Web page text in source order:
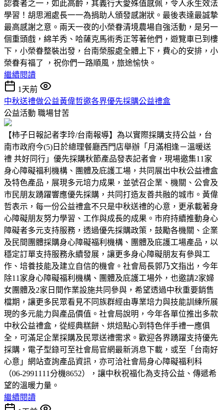
認養者之一，如此高齡，其義行大愛殊值感佩，令人永生效法
學習！胡思湘處長一一為捐助人頒發感謝狀。最後表達最誠摯
最高感謝之意。兩天一夜的小榮眷清境農場自強活動，是另一
個重頭戲，綿羊秀、哈薩克馬術秀正等著他們，遊覽車已到樓
下，小榮眷整裝出發，台南榮服處全體上下，費心的安排，小
榮眷有福了 ，祝你們一路順風，旅途愉快。
繼續閱讀
1天前
中秋送禮做公益黃偉哲邀各界優先採購公益禮盒
公益活動 職場甘苦
【柿子日報記者李玲/台南報導】為以實際採購支持公益，台
南市政府今(5)日於總理餐廳西門店舉辦「月滿相逢－溫暖送
禮 共好同行」優先採購秋節產品發表記者會，現場邀集11家
身心障礙福利機構、團體及庇護工場，共同展出中秋公益禮盒
及特色產品，展現多元培力成果，並號召企業、機關、公會及
市民朋友踴躍響應優先採購，共同打造友善共融的城市。黃偉
哲表示，每一份公益禮盒不只是中秋送禮的心意，更承載著身
心障礙朋友努力學習、工作與成長的成果。市府持續推動身心
障礙者多元支持服務，透過優先採購政策，鼓勵各機關、企業
及民間團體採購身心障礙福利機構、團體及庇護工場產品，以
穩定訂單支持服務永續發展，讓更多身心障礙朋友有參與工
作、培養技能及建立自信的機會。社會局長郭乃文指出，今年
除11家身心障礙福利機構、團體及庇護工場外，也邀請2家婦
女團體及2家日間作業設施共同參與，希望透過中秋重要銷售
檔期，讓更多民眾看見不同族群經由專業培力與技能訓練所展
現的多元能力與產品價值。社會局說明，今年各單位推出多款
中秋公益禮盒，從經典糕餅、烘焙點心到特色伴手禮一應俱
全，可滿足企業採購及民眾送禮需求。歡迎各界踴躍支持優先
採購，電子型錄可至社會局官網最新消息下載，或至「台南好
心意」網站查詢產品資訊，亦可洽社會局身心障礙福利科
（06-2991111分機8652），讓中秋祝福化為支持公益、傳遞希
望的溫暖力量。
繼續閱讀